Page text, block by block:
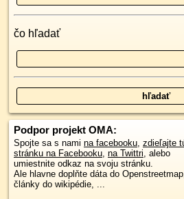
čo hľadať
Podpor projekt OMA:
Spojte sa s nami na facebooku, zdieľajte
stránku na Facebooku, na Twittri, alebo
umiestnite odkaz na svoju stránku.
Ale hlavne doplňte dáta do
články do wikipédie, ...